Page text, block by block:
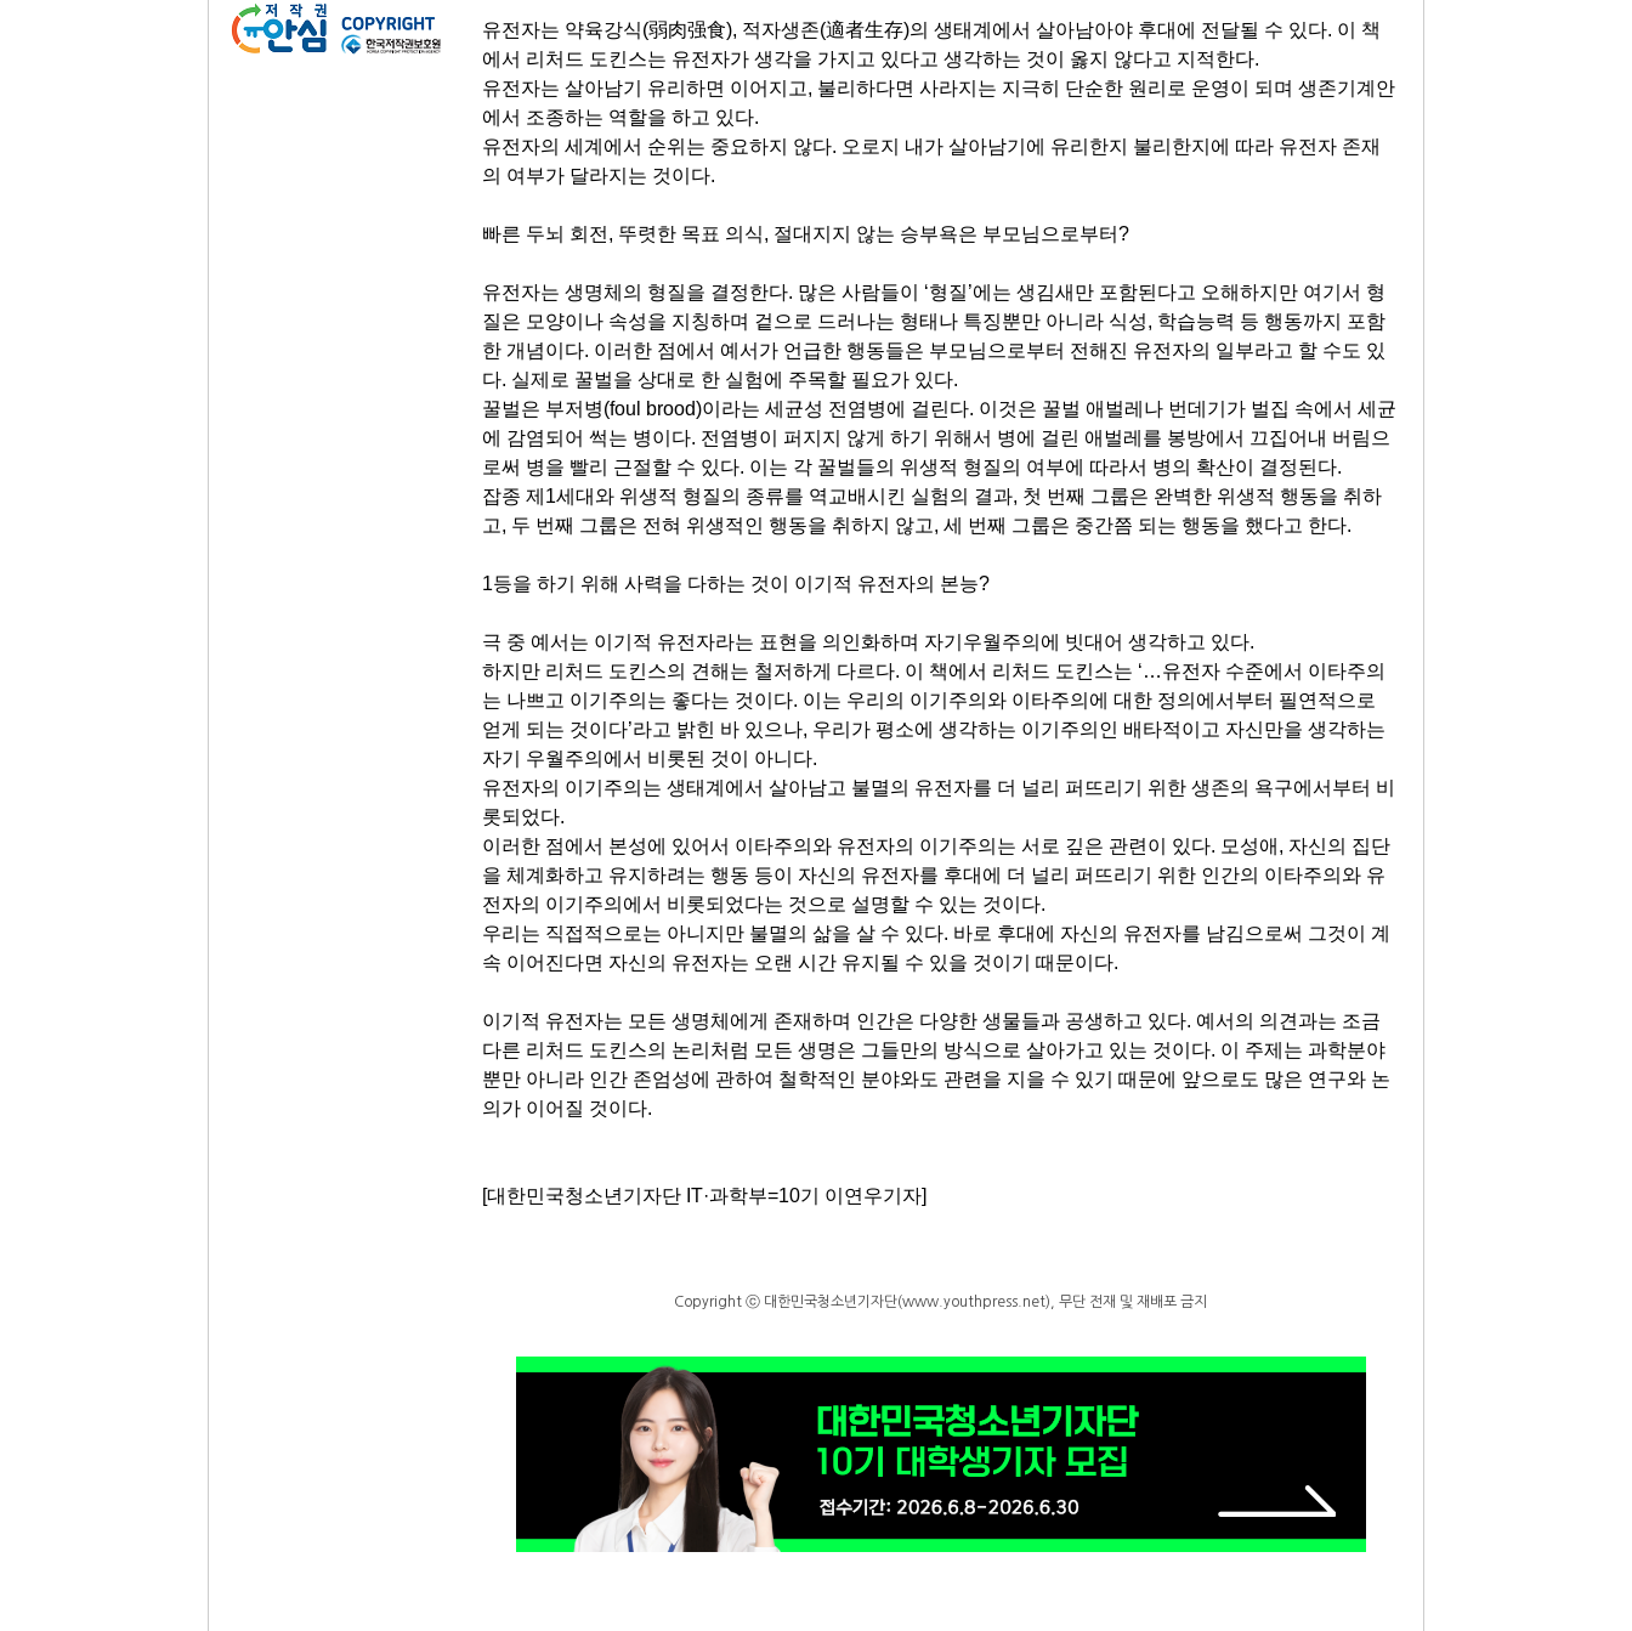
유전자는 약육강식(弱肉强食), 적자생존(適者生存)의 생태계에서 살아남아야 후대에 전달될 수 있다. 이 책
에서 리처드 도킨스는 유전자가 생각을 가지고 있다고 생각하는 것이 옳지 않다고 지적한다.
유전자는 살아남기 유리하면 이어지고, 불리하다면 사라지는 지극히 단순한 원리로 운영이 되며 생존기계안
에서 조종하는 역할을 하고 있다.
유전자의 세계에서 순위는 중요하지 않다. 오로지 내가 살아남기에 유리한지 불리한지에 따라 유전자 존재
의 여부가 달라지는 것이다.
빠른 두뇌 회전, 뚜렷한 목표 의식, 절대지지 않는 승부욕은 부모님으로부터?
유전자는 생명체의 형질을 결정한다. 많은 사람들이 ‘형질’에는 생김새만 포함된다고 오해하지만 여기서 형
질은 모양이나 속성을 지칭하며 겉으로 드러나는 형태나 특징뿐만 아니라 식성, 학습능력 등 행동까지 포함
한 개념이다. 이러한 점에서 예서가 언급한 행동들은 부모님으로부터 전해진 유전자의 일부라고 할 수도 있
다. 실제로 꿀벌을 상대로 한 실험에 주목할 필요가 있다.
꿀벌은 부저병(foul brood)이라는 세균성 전염병에 걸린다. 이것은 꿀벌 애벌레나 번데기가 벌집 속에서 세균
에 감염되어 썩는 병이다. 전염병이 퍼지지 않게 하기 위해서 병에 걸린 애벌레를 봉방에서 끄집어내 버림으
로써 병을 빨리 근절할 수 있다. 이는 각 꿀벌들의 위생적 형질의 여부에 따라서 병의 확산이 결정된다.
잡종 제 1세대와 위생적 형질의 종류를 역교배시킨 실험의 결과, 첫 번째 그룹은 완벽한 위생적 행동을 취하
고, 두 번째 그룹은 전혀 위생적인 행동을 취하지 않고, 세 번째 그룹은 중간쯤 되는 행동을 했다고 한다.
1등을 하기 위해 사력을 다하는 것이 이기적 유전자의 본능?
극 중 예서는 이기적 유전자라는 표현을 의인화하며 자기우월주의에 빗대어 생각하고 있다.
하지만 리처드 도킨스의 견해는 철저하게 다르다. 이 책에서 리처드 도킨스는 ‘…유전자 수준에서 이타주의
는 나쁘고 이기주의는 좋다는 것이다. 이는 우리의 이기주의와 이타주의에 대한 정의에서부터 필연적으로
얻게 되는 것이다’라고 밝힌 바 있으나, 우리가 평소에 생각하는 이기주의인 배타적이고 자신만을 생각하는
자기 우월주의에서 비롯된 것이 아니다.
유전자의 이기주의는 생태계에서 살아남고 불멸의 유전자를 더 널리 퍼뜨리기 위한 생존의 욕구에서부터 비
롯되었다.
이러한 점에서 본성에 있어서 이타주의 와 유전자의 이기주의 는 서로 깊은 관련이 있다. 모성애 , 자신의 집단
을 체계화하고 유지하려는 행동 등이 자신의 유전자를 후대에 더 널리 퍼뜨리기 위한 인간의 이타주의와 유
전자의 이기주의에서 비롯되었다는 것으로 설명할 수 있는 것이다.
우리는 직접적으로는 아니지만 불멸의 삶을 살 수 있다. 바로 후대에 자신의 유전자를 남김으로써 그것이 계
속 이어진다면 자신의 유전자는 오랜 시간 유지될 수 있을 것이기 때문이다.
이기적 유전자는 모든 생명체에게 존재하며 인간은 다양한 생물들과 공생하고 있다. 예서의 의견과는 조금
다른 리처드 도킨스의 논리처럼 모든 생명은 그들만의 방식으로 살아가고 있는 것이다. 이 주제는 과학분야
뿐만 아니라 인간 존엄성에 관하여 철학적인 분야와도 관련을 지을 수 있기 때문에 앞으로도 많은 연구와 논
의가 이어질 것이다.
[대한민국청소년기자단 IT·과학부=10기 이연우기자]
Copyright ⓒ 대한민국청소년기자단(www.youthpress.net), 무단 전재 및 재배포 금지